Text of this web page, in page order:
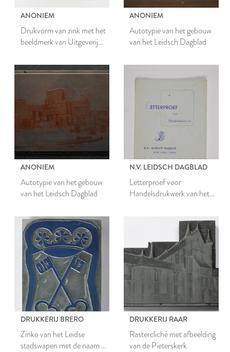
ANONIEM
Drukvorm van zink met het
beeldmerk van Uitgeverij
ANONIEM
Autotypie van het gebouw
van het Leidsch Dagblad
ANONIEM
Autotypie van het gebouw
van het Leidsch Dagblad
N.V. LEIDSCH DAGBLAD
Letterproef voor
Handelsdrukwerk van het
DRUKKERIJ BRERO
Zinko van het Leidse
stadswapen met de naam El
DRUKKERIJ RAAR
Rastercliché met afbeelding
van de Pieterskerk